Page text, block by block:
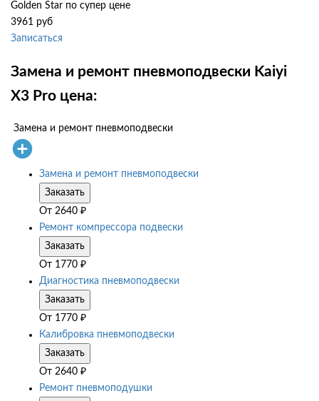
Golden Star по супер цене
3961 руб
Записаться
Замена и ремонт пневмоподвески Kaiyi
X3 Pro цена:
Замена и ремонт пневмоподвески
Замена и ремонт пневмоподвески
Заказать
От 2640 ₽
Ремонт компрессора подвески
Заказать
От 1770 ₽
Диагностика пневмоподвески
Заказать
От 1770 ₽
Калибровка пневмоподвески
Заказать
От 2640 ₽
Ремонт пневмоподушки